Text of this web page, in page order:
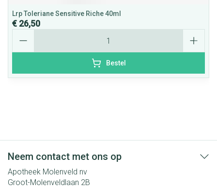
Lrp Toleriane Sensitive Riche 40ml
€ 26,50
Bestel
Neem contact met ons op
Apotheek Molenveld nv
Groot-Molenveldlaan 2B